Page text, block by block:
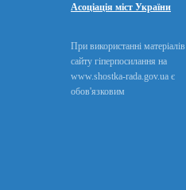
Асоціація міст України
При використанні матеріалів
сайту гіперпосилання на
www.shostka-rada.gov.ua є
обов'язковим